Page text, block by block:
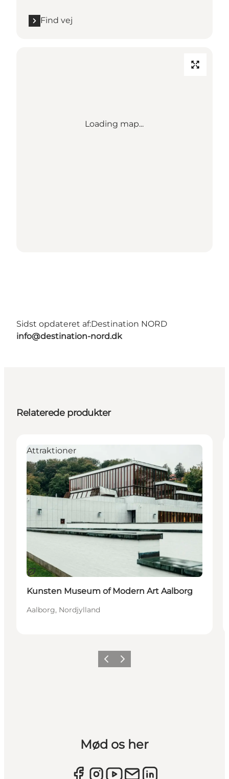
Find vej
Loading map...
Sidst opdateret af:Destination NORD
info@destination-nord.dk
Relaterede produkter
Bæredygtige oplevelser
Attraktioner
Kunsten Museum of Modern Art Aalborg
Aalborg, Nordjylland
ForrigeNæste
Mød os her